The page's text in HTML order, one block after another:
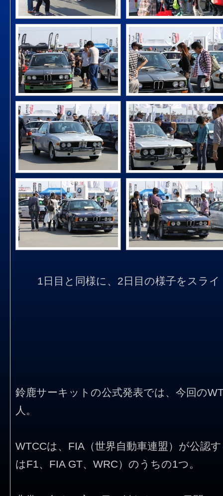
1日目と同様に、2日目の様子をスラ
鈴鹿サーキットの公式発表では、今回の
人。
WTCCは、FIA（世界自動車連盟）が公認
はF1、FIA GT、WRC）のうちの1つ。